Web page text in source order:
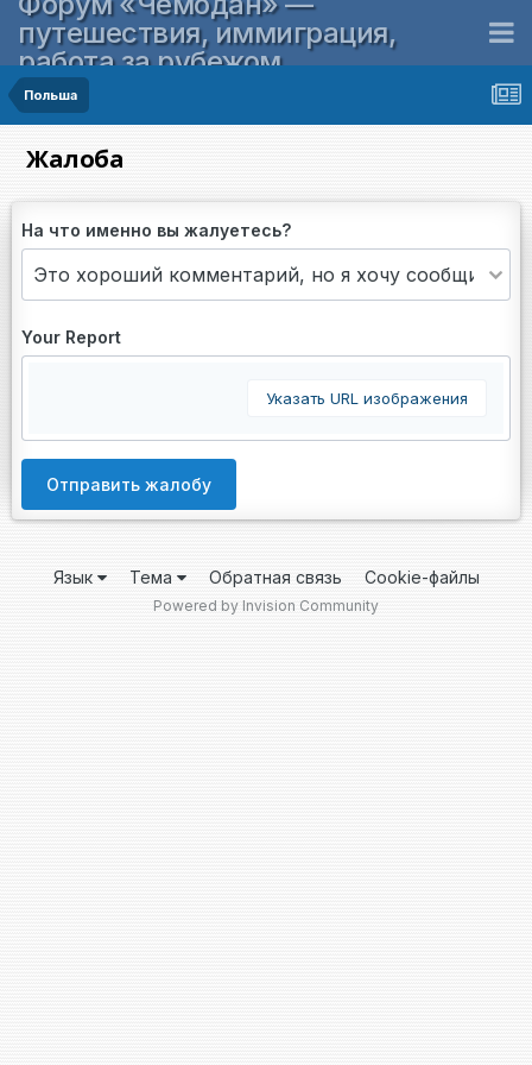
путешествия, иммиграция,
работа за рубежом
Польша
Жалоба
На что именно вы жалуетесь?
Your Report
Указать URL изображения
Отправить жалобу
Язык Тема Обратная связь Cookie-файлы
Powered by Invision Community